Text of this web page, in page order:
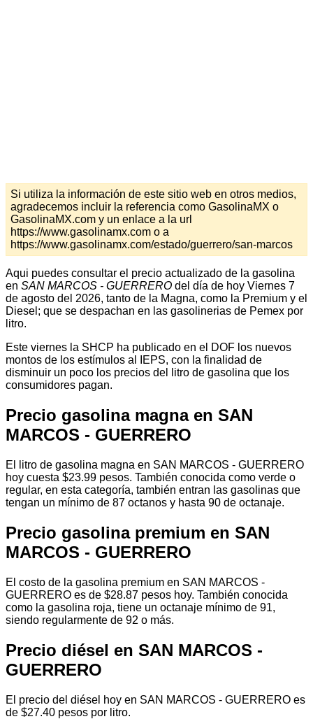
Si utiliza la información de este sitio web en otros medios,
agradecemos incluir la referencia como GasolinaMX o
GasolinaMX.com y un enlace a la url
https://www.gasolinamx.com o a
https://www.gasolinamx.com/estado/guerrero/san-marcos
Aqui puedes consultar el precio actualizado de la gasolina
en SAN MARCOS - GUERRERO del día de hoy Viernes 7
de agosto del 2026, tanto de la Magna, como la Premium y el
Diesel; que se despachan en las gasolinerias de Pemex por
litro.
Este viernes la SHCP ha publicado en el DOF los nuevos
montos de los estímulos al IEPS, con la finalidad de
disminuir un poco los precios del litro de gasolina que los
consumidores pagan.
Precio gasolina magna en SAN
MARCOS - GUERRERO
El litro de gasolina magna en SAN MARCOS - GUERRERO
hoy cuesta $23.99 pesos. También conocida como verde o
regular, en esta categoría, también entran las gasolinas que
tengan un mínimo de 87 octanos y hasta 90 de octanaje.
Precio gasolina premium en SAN
MARCOS - GUERRERO
El costo de la gasolina premium en SAN MARCOS -
GUERRERO es de $28.87 pesos hoy. También conocida
como la gasolina roja, tiene un octanaje mínimo de 91,
siendo regularmente de 92 o más.
Precio diésel en SAN MARCOS -
GUERRERO
El precio del diésel hoy en SAN MARCOS - GUERRERO es
de $27.40 pesos por litro.